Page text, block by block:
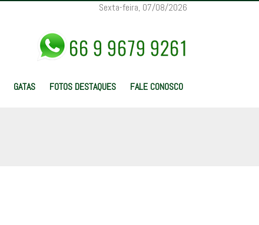
Sexta-feira, 07/08/2026
GATAS FOTOS DESTAQUES FALE CONOSCO